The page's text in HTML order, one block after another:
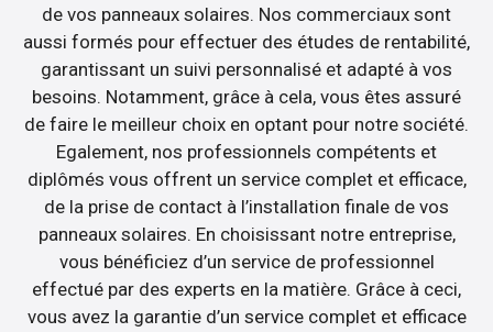
de vos panneaux solaires. Nos commerciaux sont
aussi formés pour effectuer des études de rentabilité,
garantissant un suivi personnalisé et adapté à vos
besoins. Notamment, grâce à cela, vous êtes assuré
de faire le meilleur choix en optant pour notre société.
Egalement, nos professionnels compétents et
diplômés vous offrent un service complet et efficace,
de la prise de contact à l’installation finale de vos
panneaux solaires. En choisissant notre entreprise,
vous bénéficiez d’un service de professionnel
effectué par des experts en la matière. Grâce à ceci,
vous avez la garantie d’un service complet et efficace